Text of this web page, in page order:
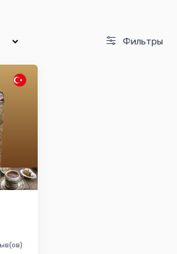
Фильтры